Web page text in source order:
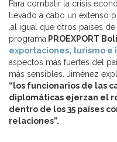
Para combatir la crisis
llevado a cabo un extenso
,al igual que otros países
programa PROEXPORT
exportaciones, turismo e
aspectos más fuertes del
más sensibles. Jiménez
“los funcionarios de las
diplomáticas ejerzan el
dentro de los 35 países
relaciones”.